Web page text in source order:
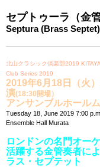
セプトゥーラ（金
Septura (Brass Septet)
北山クラシック倶楽部2019
Club Series 2019
2019年6月18日（火
演(18:30開場）
アンサンブルホール
Tuesday 18, June 2019 7:00
Ensemble Hall Murata
ロンドンの名門オー
活躍する金管奏者に
ラス・セプテット